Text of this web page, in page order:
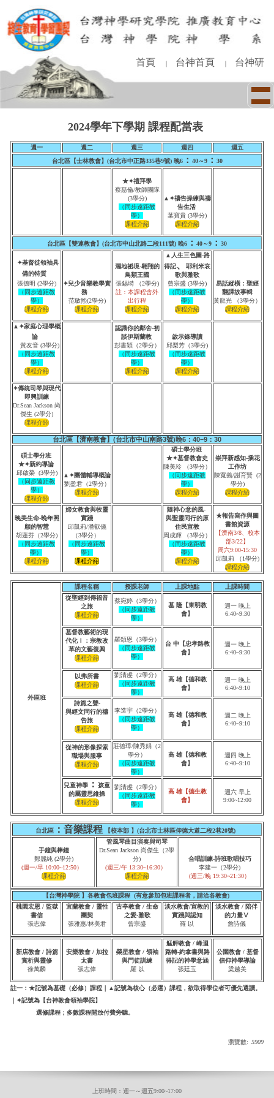
到
主
容
區
首頁 ｜ 台神首頁 ｜ 台神研
2024學年下學期 課程配當表
週一 週二 週三 週四
週五
台北區【士林教會】(台北市中正路335巷9號) 晚6： 40～9： 30
★✦禮拜學
蔡慈倫/教師團隊
(3學分)
（同步遠距教
學）
▲✦禱告操練與禱
告生活
葉寶貴 (3學分)
台北區【雙連教會】(台北市中山北路二段111號) 晚6 ： 40～9 ： 30
✦基督徒領袖具
備的特質
張德明 (2學分)
（同步遠距教
學）
✦兒少音樂教學實
務
范敏熙(2學分)
濕地祕境-翱翔的
鳥類王國
張錫塒 （2學分)
註：本課程含外
出行程
▲人生三色圖-路
得記、
耶利米哀
歌與雅歌
曾宗盛 (3學分)
（同步遠距教
學）
易話縱橫：聖經
翻譯故事輯
黃龍光 （3學分）
▲✦家庭心理學概
論
黃友音 (3學分)
（同步遠距教
學）
認識你的鄰舍-初
談伊斯蘭教
彭書穎（2學分）
（同步遠距教
學）
啟示錄導讀
邱梨芳（3學分)
（同步遠距教
學）
✦傳統司琴與現代
即興訓練
Dr.Sean Jackson 尚
傑生 (2學分)
台北區【濟南教會】(台北市中山南路3號)晚6：40–9：30
碩士學分班
★✦新約導論
邱啟榮 (3學分)
（同步遠距教
學）
▲✦團體輔導概論
劉盈君（2學分）
碩士學分班
★✦基督教會史
陳美玲 （3學分）
（同步遠距教
學）
崇拜新感知-插花
工作坊
陳寬義/謝育賢 (2
學分)
晚美生命-晚年照
顧的智慧
胡蓮芬（2學分)
（同步遠距教
學）
婦女教會與牧靈
實踐
邱凱莉/潘叡儀
（3學分）
（同步遠距教
學）
隨神心意的風-
與聖靈同行的原
住民宣教
周成輝 （3學分）
（同步遠距教
學）
★報告寫作與圖
書館資源
【濟南3/8、 校本
部3/22】
周六9:00-15:30
邱凱莉 （1學分)
外區班
課程名稱 授課老師 上課地點
上課時間
從聖經到傳福音
之旅
蔡宛婷（3學分）
（同步遠距教
學）
基 隆【東明教
會】
週一 晚上
6:40~9:30
基督教藝術的現
代化Ⅰ：宗教改
革的文藝復興
羅頌恩（3學分）
（同步遠距教
學）
台 中【忠孝路教
會】
週一 晚上
6:40~9:30
以弗所書
劉清虔（2學分）
（同步遠距教
學）
高 雄【德和教
會】
週一 晚上
6:40~9:10
詩篇之聲-
與經文同行的禱
告旅
李造宇（2學分）
（同步遠距教
學）
高 雄【德和教
會】
週二 晚上
6:40~9:10
從神的形像探索
職場與服事
莊德璋/陳秀娟（2
學分）
（同步遠距教
學）
高 雄【德和教
會】
週四 晚上
6:40~9:10
兒童神學 ： 孩童
的屬靈思維操
劉清虔（2學分）
（同步遠距教
學）
高 雄【德生教
會】
週六 早上
9:00~12:00
台北區：音樂課程【校本部 】(台北市士林區仰德大道二段2巷20號)
手鐘與棒鐘
鄭麗純 (2學分)
(週一/早 10:00~12:50）
管風琴曲目演奏與司琴
Dr.Sean Jackson 尚傑生（2學
分)
(週三/午 13:30~16:30）
合唱訓練-詩班歌唱技巧
李建一（2學分)
(週三/晚 19:30~21:30）
【台灣神學院 】各教會包班課程 (有意參加包班課程者，請洽各教會)
桃園宏恩 / 監獄
書信
張志偉
宜蘭教會 / 靈性
團契
張雅惠/林美君
古亭教會 / 生命
之愛-雅歌
曾宗盛
淡水教會/宣教的
實踐與認知
羅 以
淡水教會 / 陪伴
的力量Ⅴ
詹詩儀
新店教會 / 詩篇
賞析與靈修
徐萬麟
安樂教會 / 加拉
太書
張志偉
榮星教會 / 領袖
與門徒訓練
羅 以
艋舺教會 / 峰迴
路轉-約拿書與路
得記的神學意涵
張廷玉
公園教會 / 基督
信仰神學導論
梁越美
註一： ★記號為基礎（必修）課程｜▲記號為核心（必選）課程，欲取得學位者可優先選讀。
✦記號為【台神教會領袖學院】
選修課程；多數課程開放付費旁聽。
瀏覽數: 5909
上班時間：週一～週五9:00~17:00